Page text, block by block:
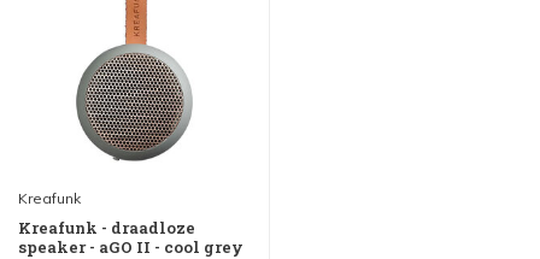
Kreafunk
Kreafunk - draadloze
speaker - aGO II - cool grey